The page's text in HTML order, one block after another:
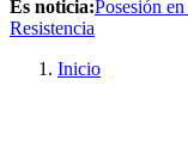
Es noticia:Posesión
Resistencia
Inicio